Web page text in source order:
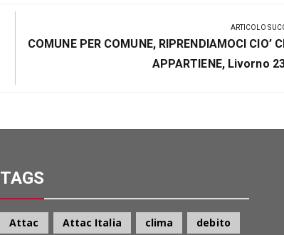
ARTICOLO
Prossimo
COMUNE PER COMUNE, RIPRENDIAMOCI CIO’
APPARTIENE, Livorno
TAGS
Attac Attac Italia clima debito